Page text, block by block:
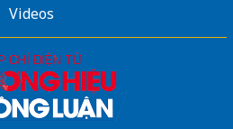
Videos